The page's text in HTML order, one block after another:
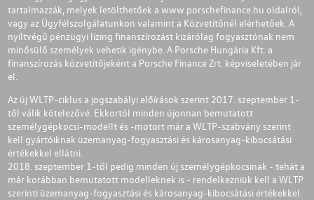
tartalmazzák, melyek letölthetőek a www.porschefinance.hu oldalról,
vagy az Ügyfélszolgálatunkon valamint a Közvetítőnél elérhetőek. A
nyíltvégű pénzügyi lízing finanszírozást kizárólag fogyasztónak nem
minősülő személyek vehetik igénybe. A Porsche Hungária Kft. a
finanszírozás közvetítőjeként a Porsche Finance Zrt. képviseletében jár
el.
Az új WLTP-ciklus a jogszabályi előírások szerint 2017. szeptember 1-
től válik kötelezővé. Ekkortól minden újonnan bemutatott
személygépkocsi-modellt és -motort már a WLTP-szabvány szerint
kell gyártóiknak üzemanyag-fogyasztási és károsanyag-kibocsátási
értékekkel ellátni.
2018. szeptember 1-től pedig minden új személygépkocsinak - tehát a
már korábban bemutatott modelleknek is - rendelkezniük kell a WLTP
szerinti üzemanyag-fogyasztási és károsanyag-kibocsátási értékekkel.